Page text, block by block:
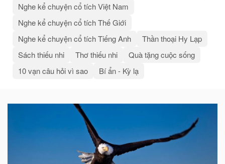
Nghe kể chuyện cổ tích Việt Nam
Nghe kể chuyện cổ tích Thế Giới
Nghe kể chuyện cổ tích Tiếng Anh
Thần thoại Hy Lạp
Sách thiếu nhi
Thơ thiếu nhi
Quà tặng cuộc sống
10 vạn câu hỏi vì sao
Bí ẩn - Kỳ lạ
Bài
liên